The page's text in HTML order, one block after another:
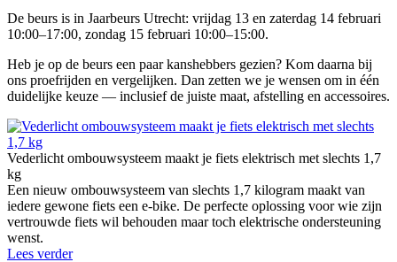
De beurs is in Jaarbeurs Utrecht: vrijdag 13 en zaterdag 14 februari
10:00–17:00, zondag 15 februari 10:00–15:00.
Heb je op de beurs een paar kanshebbers gezien? Kom daarna bij
ons proefrijden en vergelijken. Dan zetten we je wensen om in één
duidelijke keuze — inclusief de juiste maat, afstelling en accessoires.
Vederlicht ombouwsysteem maakt je fiets elektrisch met slechts 1,7
kg
Een nieuw ombouwsysteem van slechts 1,7 kilogram maakt van
iedere gewone fiets een e-bike. De perfecte oplossing voor wie zijn
vertrouwde fiets wil behouden maar toch elektrische ondersteuning
wenst.
Lees verder